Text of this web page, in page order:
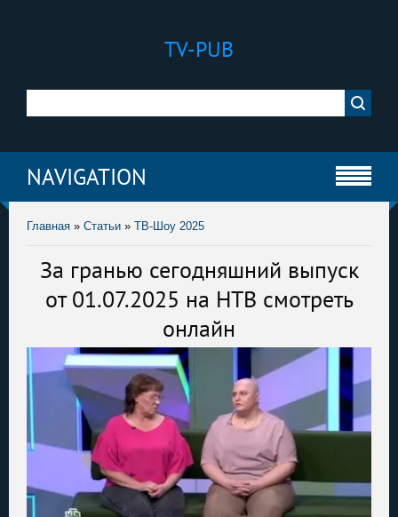
TV-PUB
NAVIGATION
Главная » Статьи » ТВ-Шоу 2025
За гранью сегодняшний выпуск
от 01.07.2025 на НТВ смотреть
онлайн